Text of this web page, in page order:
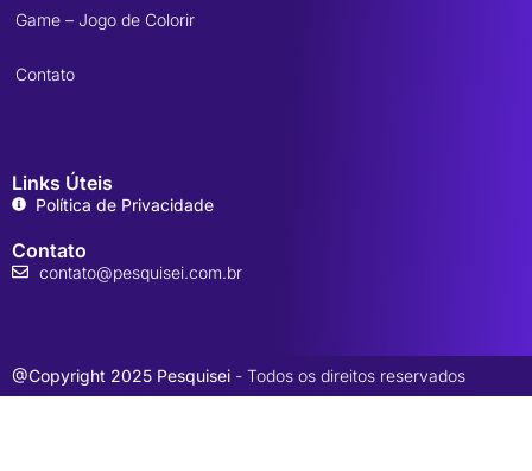
Game – Jogo de Colorir
Contato
Links Úteis
Política de Privacidade
Contato
contato@pesquisei.com.br
@Copyright 2025 Pesquisei - Todos os direitos reservados